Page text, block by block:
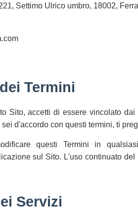
Settimo Ulrico umbro, 18002,
Termini
Sito, accetti di essere vincolato
d'accordo con questi termini, ti
questi Termini in
sul Sito. L'uso continuato
Servizi